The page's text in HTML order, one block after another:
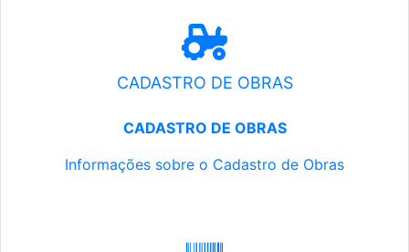
CADASTRO DE OBRAS
CADASTRO DE OBRAS
Informações sobre o Cadastro de Obras